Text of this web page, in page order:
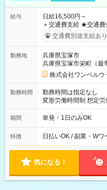
給与
日給16,500円～
＋交通費支給 ★交通費全額支給！ ★日払いOK！（規定あり） ┗
働いたその日に現金
交通費別途支給あり
勤務地
兵庫県宝塚市
兵庫県宝塚市栄町（最
株式会社ワンベルウ
勤務時間
勤務時間は指定なし
変形労働時間制 想定労働時間160
00～20：00
期間 単発・1日のみOK
特徴 日払いOK / 副業・W
気になる！